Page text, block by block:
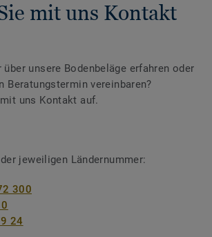
mit uns Kontakt
unsere Bodenbeläge erfahren oder
Beratungstermin vereinbaren?
uns Kontakt auf.
jeweiligen Ländernummer:
300
24